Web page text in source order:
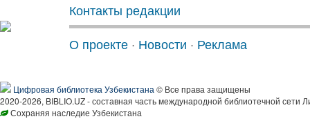
Контакты редакции
О проекте · Новости · Реклама
Цифровая библиотека Узбекистана © Все права защищены
2020-2026, BIBLIO.UZ - составная часть международной библиотечной сети
Сохраняя наследие Узбекистана